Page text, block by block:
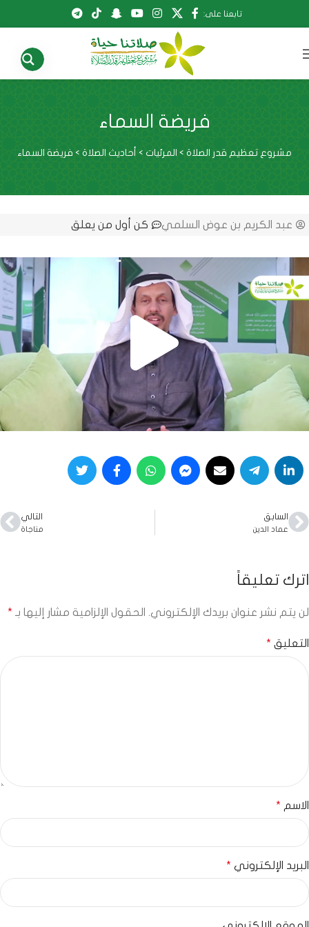
تابعنا على:
فريضة السماء
مشروع تعظيم قدر الصلاة > المرئيات > أحاديث الصلاة > فريضة السماء
عبد الكريم بن عوض السلمي كن أول من يعلق
السابق
عماد الدين
التالي
مناجاة
اترك تعليقاً
لن يتم نشر عنوان بريدك الإلكتروني. الحقول الإلزامية مشار إليها بـ *
التعليق *
الاسم *
البريد الإلكتروني *